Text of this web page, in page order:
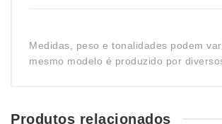
Medidas, peso e tonalidades podem
mesmo modelo é produzido por
Produtos relacionados